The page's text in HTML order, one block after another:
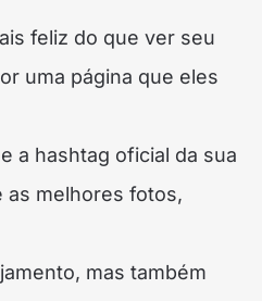
feliz do que ver seu
uma página que eles
a hashtag oficial da sua
as melhores fotos,
mas também